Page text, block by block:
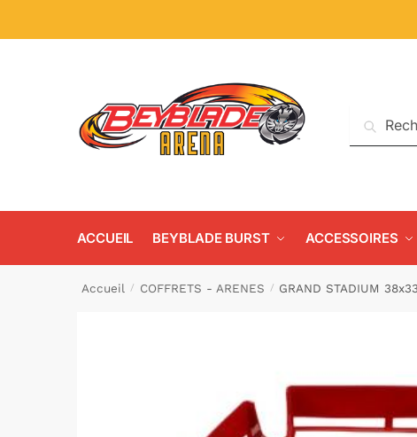
Recherche
ACCUEIL BEYBLADE BURST ACCESSOIRES
Accueil / COFFRETS - ARENES / GRAND STADIUM